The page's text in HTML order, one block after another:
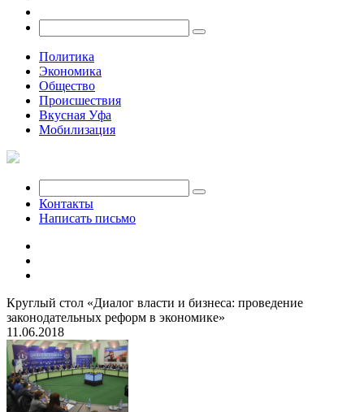
Политика
Экономика
Общество
Происшествия
Вкусная Уфа
Мобилизация
Контакты
Написать письмо
Круглый стол «Диалог власти и бизнеса: проведение
законодательных реформ в экономике»
11.06.2018